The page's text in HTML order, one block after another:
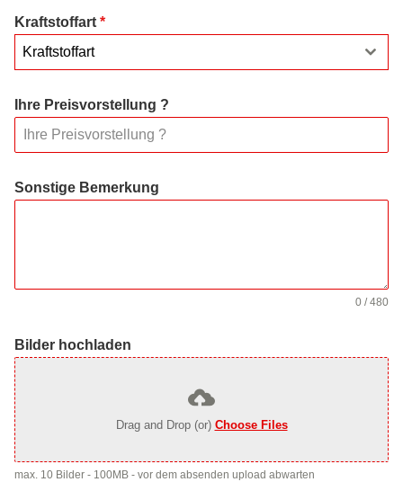
Kraftstoffart *
Kraftstoffart
Ihre Preisvorstellung ?
Sonstige Bemerkung
0 / 480
Bilder hochladen
Drag and Drop (or) Choose Files
max. 10 Bilder - 100MB - vor dem absenden upload abwarten